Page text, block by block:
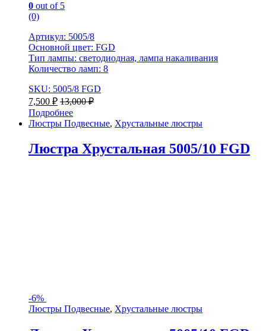
0 out of 5
(0)
Артикул: 5005/8
Основной цвет: FGD
Тип лампы: светодиодная, лампа накаливания
Количество ламп: 8
SKU: 5005/8 FGD
7,500 ₽ 13,000₽
Подробнее
Люстры Подвесные, Хрустальные люстры
Люстра Хрустальная 5005/10 FGD
-6%
Люстры Подвесные, Хрустальные люстры